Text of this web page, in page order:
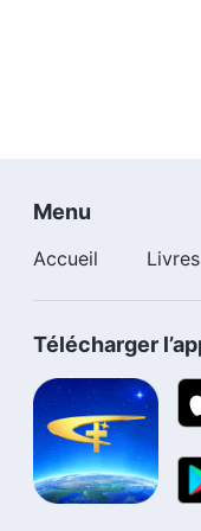
Menu
Accueil Livres
Télécharger